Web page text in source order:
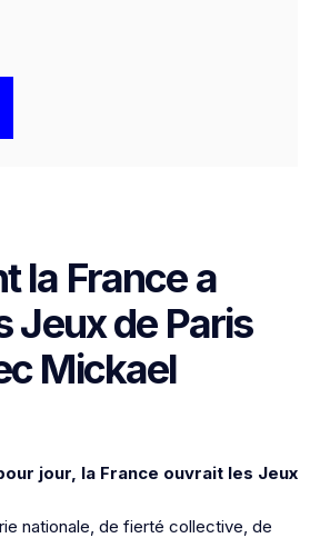
la France a
Jeux de Paris
Mickael
jour, la France ouvrait les Jeux
nationale, de fierté collective, de